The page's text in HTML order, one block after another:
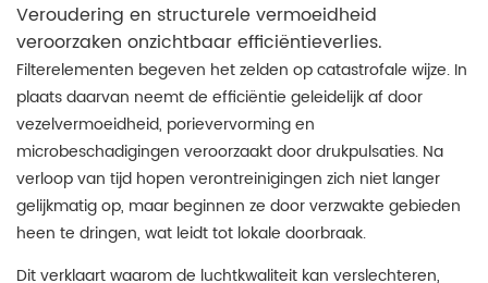
Veroudering en structurele vermoeidheid
veroorzaken onzichtbaar efficiëntieverlies.
Filterelementen begeven het zelden op catastrofale wijze. In
plaats daarvan neemt de efficiëntie geleidelijk af door
vezelvermoeidheid, porievervorming en
microbeschadigingen veroorzaakt door drukpulsaties. Na
verloop van tijd hopen verontreinigingen zich niet langer
gelijkmatig op, maar beginnen ze door verzwakte gebieden
heen te dringen, wat leidt tot lokale doorbraak.
Dit verklaart waarom de luchtkwaliteit kan verslechteren,